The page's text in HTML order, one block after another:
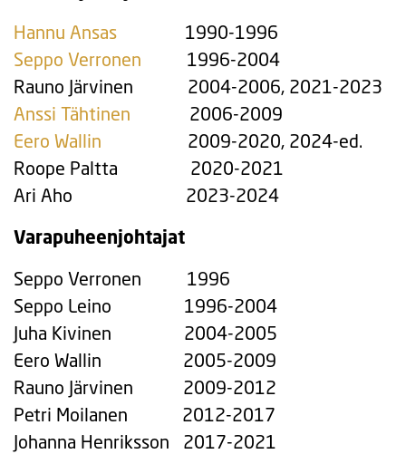
Hannu Ansas 1990-1996
Seppo Verronen 1996-2004
Rauno Järvinen 2004-2006, 2021-2023
Anssi Tähtinen 2006-2009
Eero Wallin 2009-2020, 2024-ed.
Roope Paltta 2020-2021
Ari Aho 2023-2024
Varapuheenjohtajat
Seppo Verronen 1996
Seppo Leino 1996-2004
Juha Kivinen 2004-2005
Eero Wallin 2005-2009
Rauno Järvinen 2009-2012
Petri Moilanen 2012-2017
Johanna Henriksson 2017-2021